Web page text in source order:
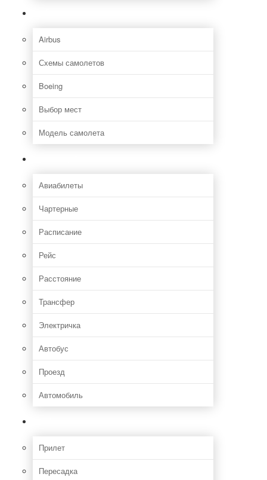
Airbus
Схемы самолетов
Boeing
Выбор мест
Модель самолета
Авиабилеты
Чартерные
Расписание
Рейс
Расстояние
Трансфер
Электричка
Автобус
Проезд
Автомобиль
Прилет
Пересадка